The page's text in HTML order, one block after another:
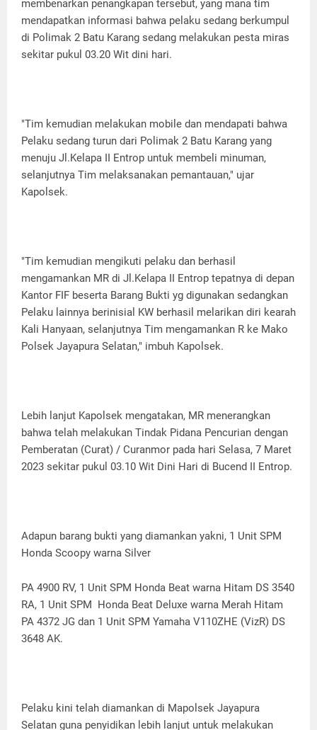
membenarkan penangkapan tersebut, yang mana tim
mendapatkan informasi bahwa pelaku sedang berkumpul
di Polimak 2 Batu Karang sedang melakukan pesta miras
sekitar pukul 03.20 Wit dini hari.
"Tim kemudian melakukan mobile dan mendapati bahwa
Pelaku sedang turun dari Polimak 2 Batu Karang yang
menuju Jl.Kelapa II Entrop untuk membeli minuman,
selanjutnya Tim melaksanakan pemantauan," ujar
Kapolsek.
"Tim kemudian mengikuti pelaku dan berhasil
mengamankan MR di Jl.Kelapa II Entrop tepatnya di depan
Kantor FIF beserta Barang Bukti yg digunakan sedangkan
Pelaku lainnya berinisial KW berhasil melarikan diri kearah
Kali Hanyaan, selanjutnya Tim mengamankan R ke Mako
Polsek Jayapura Selatan," imbuh Kapolsek.
Lebih lanjut Kapolsek mengatakan, MR menerangkan
bahwa telah melakukan Tindak Pidana Pencurian dengan
Pemberatan (Curat) / Curanmor pada hari Selasa, 7 Maret
2023 sekitar pukul 03.10 Wit Dini Hari di Bucend II Entrop.
Adapun barang bukti yang diamankan yakni, 1 Unit SPM
Honda Scoopy warna Silver
PA 4900 RV, 1 Unit SPM Honda Beat warna Hitam DS 3540
RA, 1 Unit SPM Honda Beat Deluxe warna Merah Hitam
PA 4372 JG dan 1 Unit SPM Yamaha V110ZHE (VizR) DS
3648 AK.
Pelaku kini telah diamankan di Mapolsek Jayapura
Selatan guna penyidikan lebih lanjut untuk melakukan